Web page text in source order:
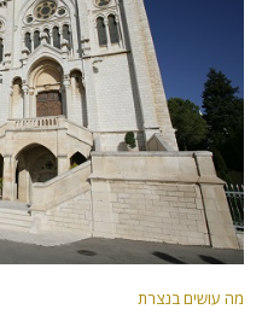
מה עושים בנצרת